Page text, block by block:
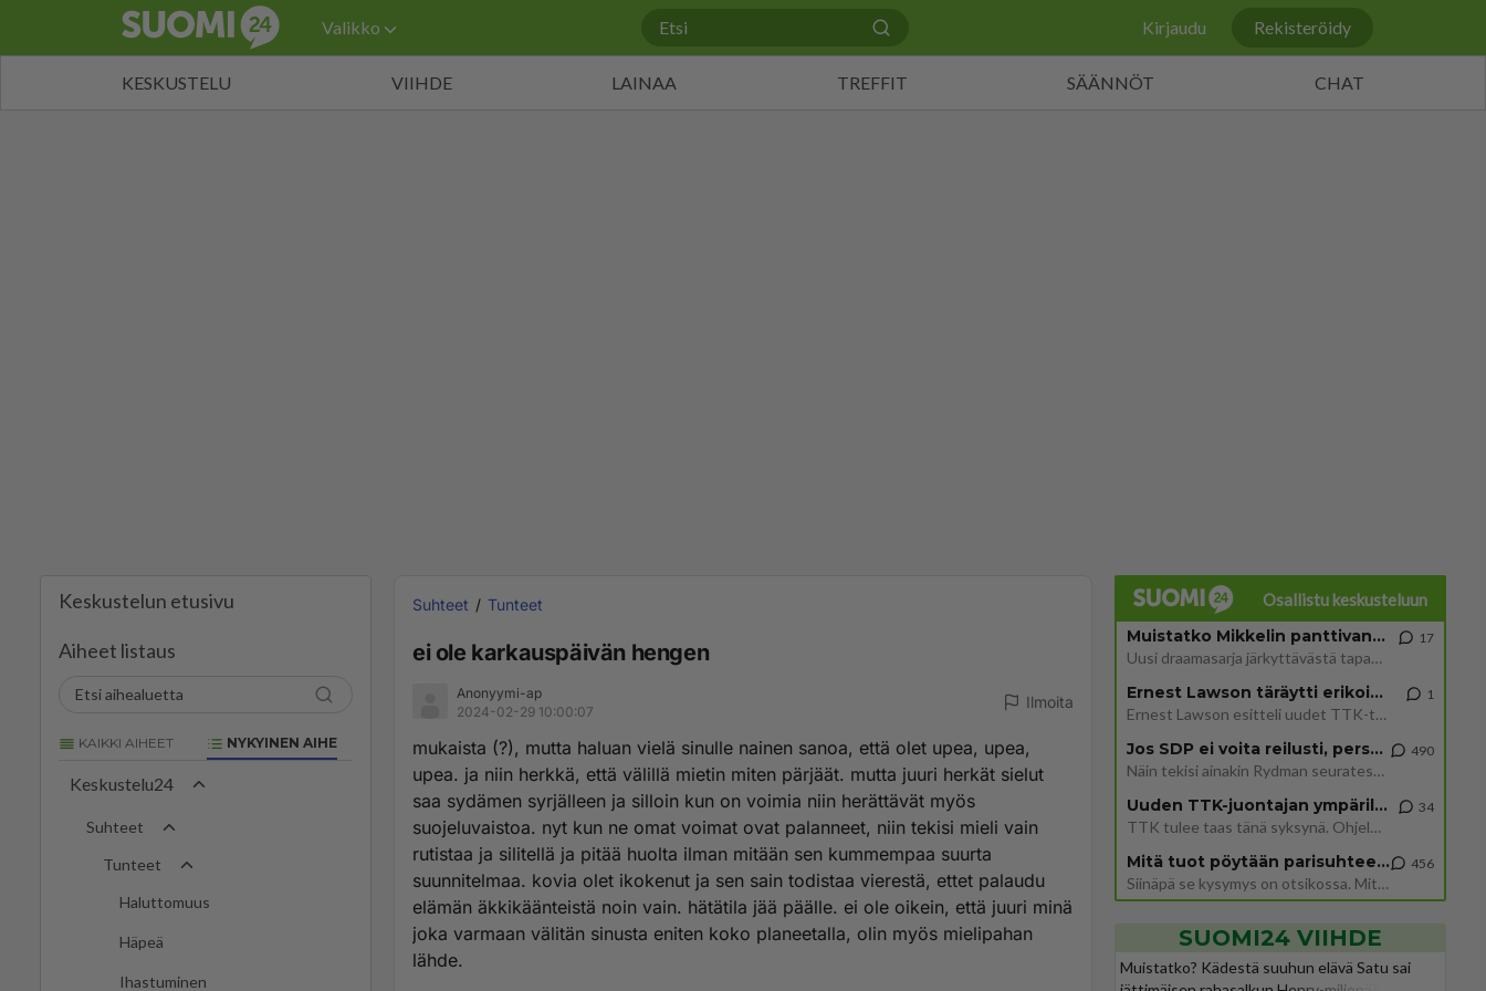
Valikko Kirjaudu Rekisteröidy
KESKUSTELU VIIHDE LAINAA TREFFIT SÄÄNNÖT CHAT
Keskustelun etusivu
Aiheet listaus
KAIKKI AIHEET NYKYINEN AIHE
Keskustelu24
Suhteet
Tunteet
Haluttomuus
Häpeä
Ihastuminen
Suhteet Tunteet
ei ole karkauspäivän hengen
Anonyymi-ap
2024-02-29 10:00:07
Ilmoita
mukaista (?), mutta haluan vielä sinulle nainen sanoa, että olet upea, upea,
upea. ja niin herkkä, että välillä mietin miten pärjäät. mutta juuri herkät sielut
saa sydämen syrjälleen ja silloin kun on voimia niin herättävät myös
suojeluvaistoa. nyt kun ne omat voimat ovat palanneet, niin tekisi mieli vain
rutistaa ja silitellä ja pitää huolta ilman mitään sen kummempaa suurta
suunnitelmaa. kovia olet ikokenut ja sen sain todistaa vierestä, ettet palaudu
elämän äkkikäänteistä noin vain. hätätila jää päälle. ei ole oikein, että juuri minä
joka varmaan välitän sinusta eniten koko planeetalla, olin myös mielipahan
lähde.
Osallistu keskusteluun
Muistatko Mikkelin panttivankidraaman?
Uusi draamasarja järkyttävästä tapauksesta on tulossa. Tositapahtumiin perustuva sarja ammentaa vuoden 1986 Mikkelin pan
17
Ernest Lawson täräytti erikoisen heiton TTK-lehdistötilaisuudessa: " Onko tässä tarkoituksena...?"
Ernest Lawson esitteli uudet TTK-tähtioppilaat ja opettajat torstaina 6.8. lehdistölle. Tulevalla kaudella on yksi hausk
1
Jos SDP ei voita reilusti, persut kumoavat demokratian Suomesta
Näin tekisi ainakin Rydman seuratessaan idolinsa Trumpin mallia https://www.is.fi/politiikka/art-2000012187244.html
490
Uuden TTK-juontajan ympärillä epätietoisuus sakenee - Nyt MTV hämmentää soppaa
TTK tulee taas tänä syksynä. Ohjelman uudet tähtioppilaat julkistetaan torstaina 6. elokuuta klo 14 alkavassa lehdistö
34
Mitä tuot pöytään parisuhteessa?
Siinäpä se kysymys on otsikossa. Mitäpä siis tuot/toisit pöytään parisuhteessa? Oletko mies vai nainen? Koetko sen mitä
456
SUOMI24 VIIHDE
Muistatko? Kädestä suuhun elävä Satu sai